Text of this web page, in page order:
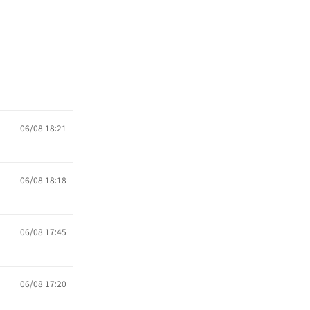
06/08 18:21
06/08 18:18
06/08 17:45
06/08 17:20